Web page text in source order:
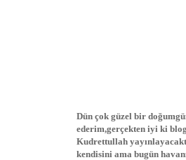
Dün çok güzel bir
ederim,gerçekten iyi ki
Kudrettullah
kendisini ama bugün